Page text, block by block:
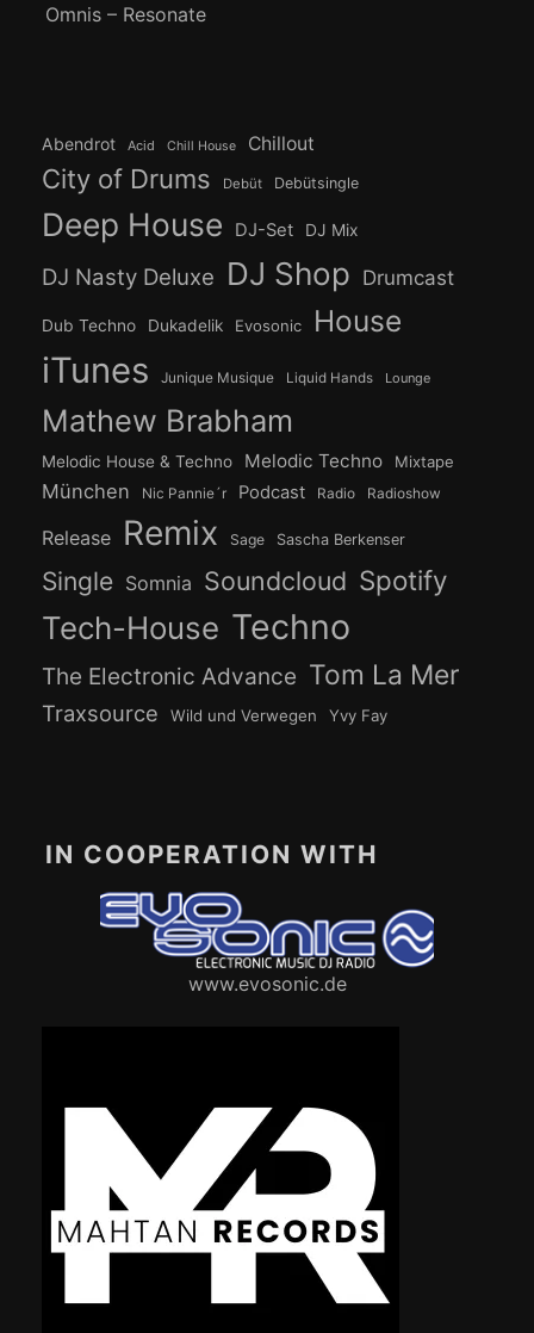
Omnis – Resonate
Abendrot Acid Chill House Chillout
City of Drums Debüt Debütsingle
Deep House DJ-Set DJ Mix
DJ Nasty Deluxe DJ Shop Drumcast
Dub Techno Dukadelik Evosonic House
iTunes Junique Musique Liquid Hands Lounge
Mathew Brabham
Melodic House & Techno Melodic Techno Mixtape
München Nic Pannie´r Podcast Radio Radioshow
Release Remix Sage Sascha Berkenser
Single Somnia Soundcloud Spotify
Tech-House Techno
The Electronic Advance Tom La Mer
Traxsource Wild und Verwegen Yvy Fay
IN COOPERATION WITH
www.evosonic.de